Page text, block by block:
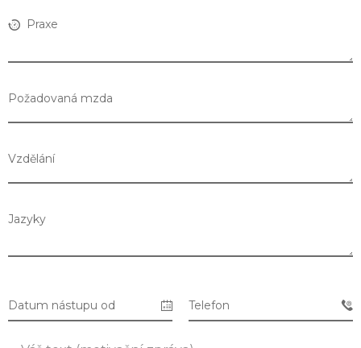
Seznam prodejen
Praxe
Požadovaná mzda
Vzdělání
Jazyky
Datum nástupu od Telefon